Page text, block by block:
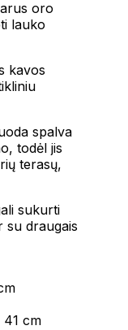
oro
lauko
kavos
spalva
todėl jis
terasų,
sukurti
su draugais
41 cm